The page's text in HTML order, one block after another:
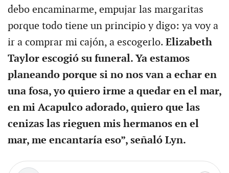
debo encaminarme, empujar las margaritas
porque todo tiene un principio y digo: ya voy a
ir a comprar mi cajón, a escogerlo. Elizabeth
Taylor escogió su funeral. Ya estamos
planeando porque si no nos van a echar en
una fosa, yo quiero irme a quedar en el mar,
en mi Acapulco adorado, quiero que las
cenizas las rieguen mis hermanos en el
mar, me encantaría eso”, señaló Lyn.